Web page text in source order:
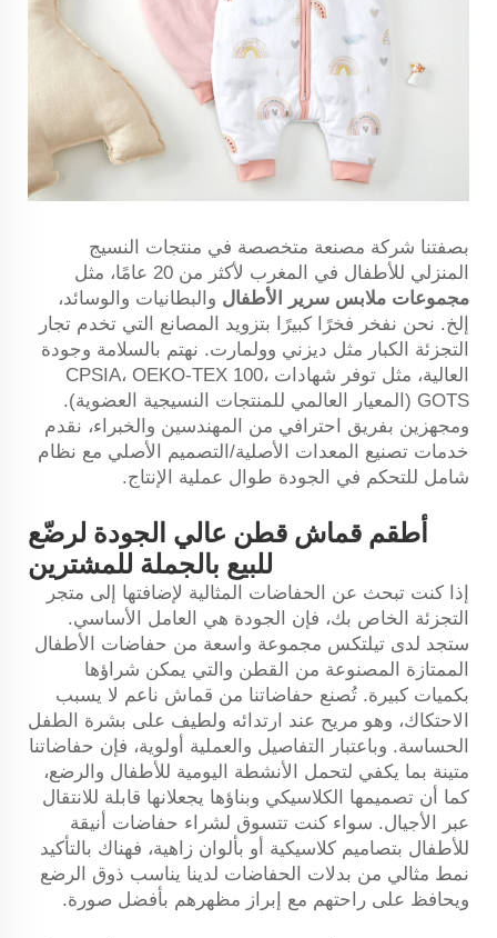
بصفتنا شركة مصنعة متخصصة في منتجات النسيج
المنزلي للأطفال في المغرب لأكثر من 20 عامًا، مثل
مجموعات ملابس سرير الأطفال والبطانيات والوسائد،
إلخ. نحن نفخر فخرًا كبيرًا بتزويد المصانع التي تخدم تجار
التجزئة الكبار مثل ديزني وولمارت. نهتم بالسلامة وجودة
العالية، مثل توفر شهادات CPSIA، OEKO-TEX 100،
GOTS (المعيار العالمي للمنتجات النسيجية العضوية).
ومجهزين بفريق احترافي من المهندسين والخبراء، نقدم
خدمات تصنيع المعدات الأصلية/التصميم الأصلي مع نظام
شامل للتحكم في الجودة طوال عملية الإنتاج.
أطقم قماش قطن عالي الجودة لرضّع
للبيع بالجملة للمشترين
إذا كنت تبحث عن الحفاضات المثالية لإضافتها إلى متجر
التجزئة الخاص بك، فإن الجودة هي العامل الأساسي.
ستجد لدى تيلتكس مجموعة واسعة من حفاضات الأطفال
الممتازة المصنوعة من القطن والتي يمكن شراؤها
بكميات كبيرة. تُصنع حفاضاتنا من قماش ناعم لا يسبب
الاحتكاك، وهو مريح عند ارتدائه ولطيف على بشرة الطفل
الحساسة. وباعتبار التفاصيل والعملية أولوية، فإن حفاضاتنا
متينة بما يكفي لتحمل الأنشطة اليومية للأطفال والرضع،
كما أن تصميمها الكلاسيكي وبناؤها يجعلانها قابلة للانتقال
عبر الأجيال. سواء كنت تتسوق لشراء حفاضات أنيقة
للأطفال بتصاميم كلاسيكية أو بألوان زاهية، فهناك بالتأكيد
نمط مثالي من بدلات الحفاضات لدينا يناسب ذوق الرضع
ويحافظ على راحتهم مع إبراز مظهرهم بأفضل صورة.